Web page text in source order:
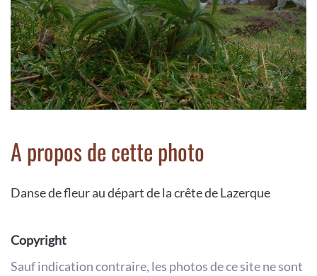
A propos de cette photo
Danse de fleur au départ de la crête de Lazerque
Copyright
Sauf indication contraire, les photos de ce site ne sont